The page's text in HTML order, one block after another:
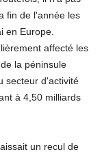
fin de l'année les
en Europe.
affecté les
la péninsule
secteur d'activité
à 4,50 milliards
un recul de